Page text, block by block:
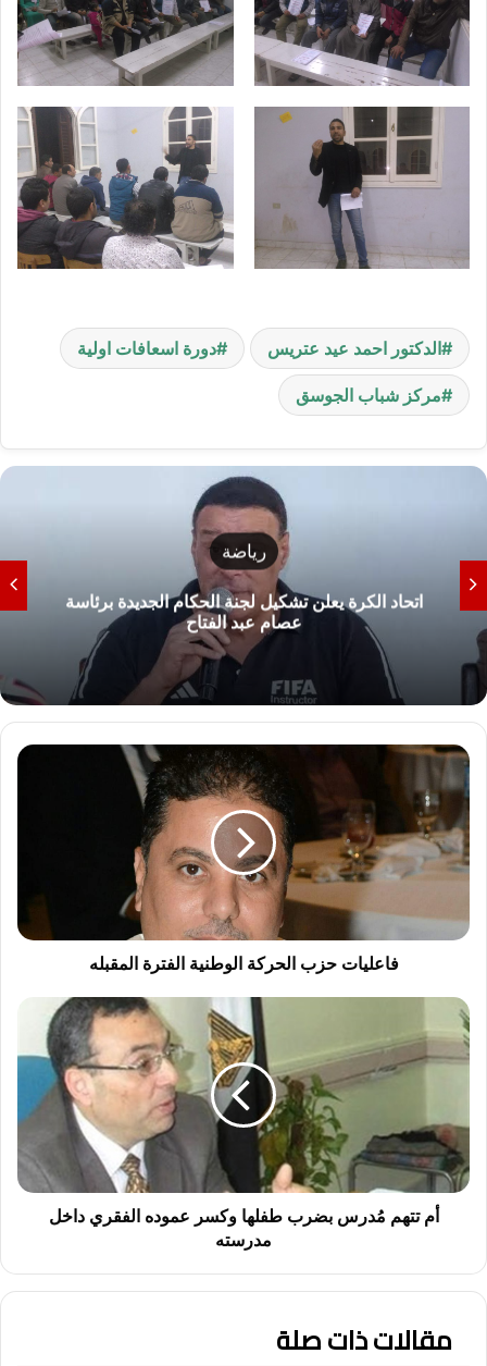
الدكتور احمد عيد عتريس دورة اسعافات اولية
مركز شباب الجوسق
رياضة
اتحاد الكرة يعلن تشكيل لجنة الحكام الجديدة برئاسة
عصام عبد الفتاح
فاعليات
حزب
الحركة
الوطنية
الفترة
المقبله
فاعليات حزب الحركة الوطنية الفترة المقبله
أم
تتهم
مُدرس
وكسر
عموده
الفقري
داخل
مدرسته
أم تتهم مُدرس بضرب طفلها وكسر عموده الفقري داخل
مدرسته
مقالات ذات صلة